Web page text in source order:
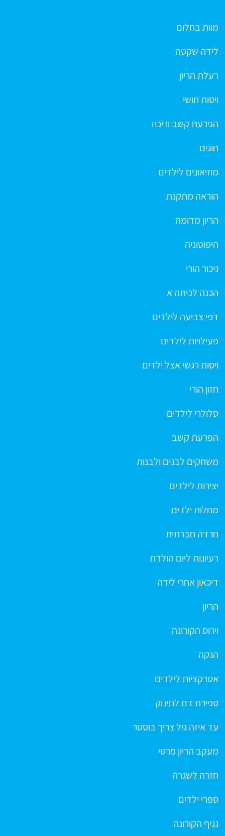
מוות בחלום
לידה שקטה
רעלת הריון
ויסות חושי
הפרעת קשב וריכוז
חוגים
מוזיאונים לילדים
הוראה מתקנת
הריון מדומה
היפוטוניה
ניכור הורי
הכנה לכיתה א
דפי צביעה לילדים
פעילויות לילדים
ויסות רגשי אצל ילדים
חזון הורי
סלולרי לילדים
הפרעת קשב
משחקים לבנים ולבנות
יצירות לילדים
מחלות ילדים
חרדה חברתית
רעיונות ליום הולדת
דיכאון אחרי לידה
הריון
וירוס הקורונה
הנקה
אטרקציות לילדים
ספירת דם לתינוק
עד איזה גיל צריך בוסטר
מעקב הריון פרטי
חזרה לשגרה
ספרי ילדים
נגיף הקורונה